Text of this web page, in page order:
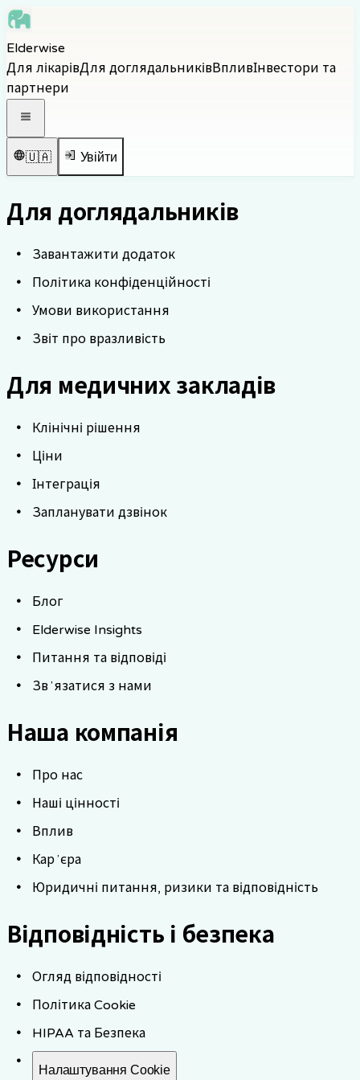
Skip to navigation
Skip to footer
Elderwise
Для лікарівДля доглядальниківВпливІнвестори та
партнери
🇺🇦 Увійти
Для доглядальників
Завантажити додаток
Політика конфіденційності
Умови використання
Звіт про вразливість
Для медичних закладів
Клінічні рішення
Ціни
Інтеграція
Запланувати дзвінок
Ресурси
Блог
Elderwise Insights
Питання та відповіді
Звʼязатися з нами
Наша компанія
Про нас
Наші цінності
Вплив
Карʼєра
Юридичні питання, ризики та відповідність
Відповідність і безпека
Огляд відповідності
Політика Cookie
HIPAA та Безпека
Налаштування Cookie